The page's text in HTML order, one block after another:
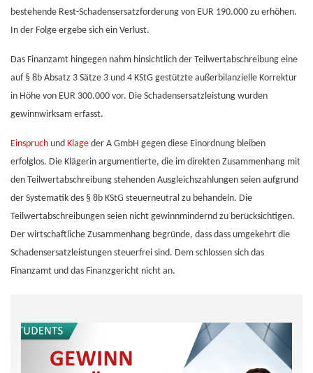
bestehende Rest-Schadensersatzforderung von EUR 190.000 zu erhöhen.
In der Folge ergebe sich ein Verlust.
Das Finanzamt hingegen nahm hinsichtlich der Teilwertabschreibung eine
auf § 8b Absatz 3 Sätze 3 und 4 KStG gestützte außerbilanzielle Korrektur
in Höhe von EUR 300.000 vor. Die Schadensersatzleistung wurden
gewinnwirksam erfasst.
Einspruch und Klage der A GmbH gegen diese Einordnung bleiben
erfolglos. Die Klägerin argumentierte, die im direkten Zusammenhang mit
den Teilwertabschreibung stehenden Ausgleichszahlungen seien aufgrund
der Systematik des § 8b KStG steuerneutral zu behandeln. Die
Teilwertabschreibungen seien nicht gewinnmindernd zu berücksichtigen.
Der wirtschaftliche Zusammenhang begründe, dass dass umgekehrt die
Schadensersatzleistungen steuerfrei sind. Dem schlossen sich das
Finanzamt und das Finanzgericht nicht an.